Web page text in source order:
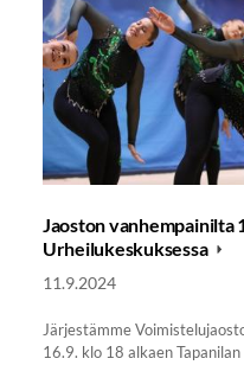
Jaoston vanhempainilta
Urheilukeskuksessa
11.9.2024
Järjestämme
16.9. klo 18 alkaen